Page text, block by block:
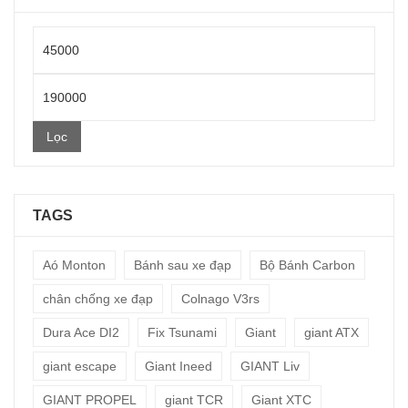
nhất
cao
nhất
Lọc
TAGS
Aó Monton Bánh sau xe đạp Bộ Bánh Carbon
chân chống xe đạp Colnago V3rs
Dura Ace DI2 Fix Tsunami Giant giant ATX
giant escape Giant Ineed GIANT Liv
GIANT PROPEL giant TCR Giant XTC